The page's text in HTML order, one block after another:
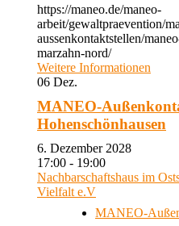
https://maneo.de/maneo-
arbeit/gewaltpraevention/
aussenkontaktstellen/
marzahn-nord/
Weitere Informationen
06 Dez.
MANEO-
Hohenschönhausen
6. Dezember 2028
17:00 - 19:00
Nachbarschaftshaus im
Vielfalt e.V
MANEO-